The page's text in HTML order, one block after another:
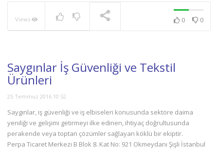
Views 0 0
Saygınlar İş Güvenliği ve Tekstil
Ürünleri
25 Temmuz 2016 10:52
Saygınlar, iş güvenliği ve iş elbiseleri konusunda sektöre daima
yeniliği ve gelişimi getirmeyi ilke edinen, ihtiyaç doğrultusunda
perakende veya toptan çözümler sağlayan köklü bir ekiptir.
Perpa Ticaret Merkezi B Blok 8. Kat No: 921 Okmeydanı Şişli İstanbul